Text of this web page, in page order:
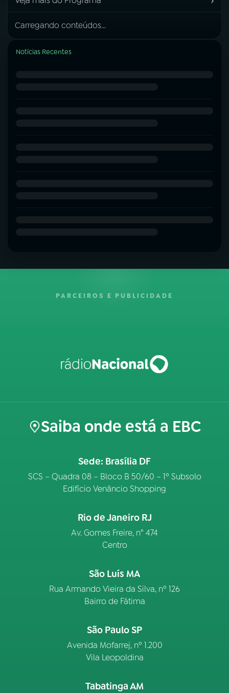
Carregando conteúdos...
Notícias Recentes
PARCEIROS E PUBLICIDADE
Saiba onde está a EBC
Sede: Brasília DF
SCS – Quadra 08 – Bloco B 50/60 – 1º Subsolo
Edifício Venâncio Shopping
Rio de Janeiro RJ
Av. Gomes Freire, n° 474
Centro
São Luís MA
Rua Armando Vieira da Silva, nº 126
Bairro de Fátima
São Paulo SP
Avenida Mofarrej, nº 1.200
Vila Leopoldina
Tabatinga AM